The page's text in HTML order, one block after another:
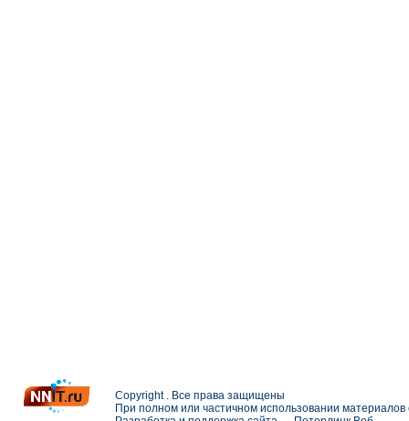
Copyright . Все права защищены
При полном или частичном использовании